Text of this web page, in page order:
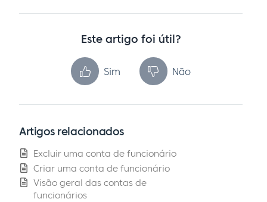
Este artigo foi útil?
Sim Não
Artigos relacionados
Excluir uma conta de funcionário
Criar uma conta de funcionário
Visão geral das contas de
funcionários